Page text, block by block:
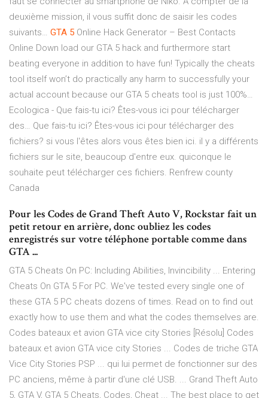
deuxième mission, il vous suffit donc de saisir les codes
suivants… GTA 5 Online Hack Generator – Best Contacts
Online Down load our GTA 5 hack and furthermore start
beating everyone in addition to have fun! Typically the cheats
tool itself won’t do practically any harm to successfully your
actual account because our GTA 5 cheats tool is just 100%…
Ecologica - Que fais-tu ici? Êtes-vous ici pour télécharger
des… Que fais-tu ici? Êtes-vous ici pour télécharger des
fichiers? si vous l'êtes alors vous êtes bien ici. il y a différents
fichiers sur le site, beaucoup d'entre eux. quiconque le
souhaite peut télécharger ces fichiers. Renfrew county
Canada
Pour les Codes de Grand Theft Auto V, Rockstar fait un
petit retour en arrière, donc oubliez les codes
enregistrés sur votre téléphone portable comme dans
GTA ...
GTA 5 Cheats On PC: Including Abilities, Invincibility ... Entering
Cheats On GTA 5 For PC. We've tested every single one of
these GTA 5 PC cheats dozens of times. Read on to find out
exactly how to use them and what the codes themselves are.
Codes bateaux et avion GTA vice city Stories [Résolu] Codes
bateaux et avion GTA vice city Stories ... Codes de triche GTA
Vice City Stories PSP ... qui lui permet de fonctionner sur des
PC anciens, même à partir d'une clé USB. ... Grand Theft Auto
5, GTA V, GTA 5 Cheats, Codes, Cheat ... The best place to get